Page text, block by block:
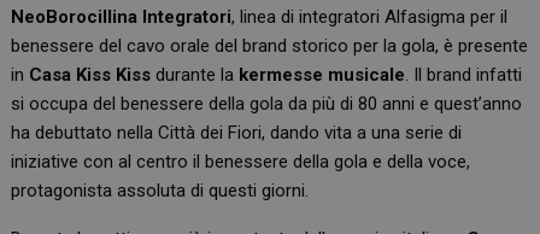
NeoBorocillina Integratori, linea di integratori Alfasigma per il
benessere del cavo orale del brand storico per la gola, è presente
in Casa Kiss Kiss durante la kermesse musicale. Il brand infatti
si occupa del benessere della gola da più di 80 anni e quest’anno
ha debuttato nella Città dei Fiori, dando vita a una serie di
iniziative con al centro il benessere della gola e della voce,
protagonista assoluta di questi giorni.